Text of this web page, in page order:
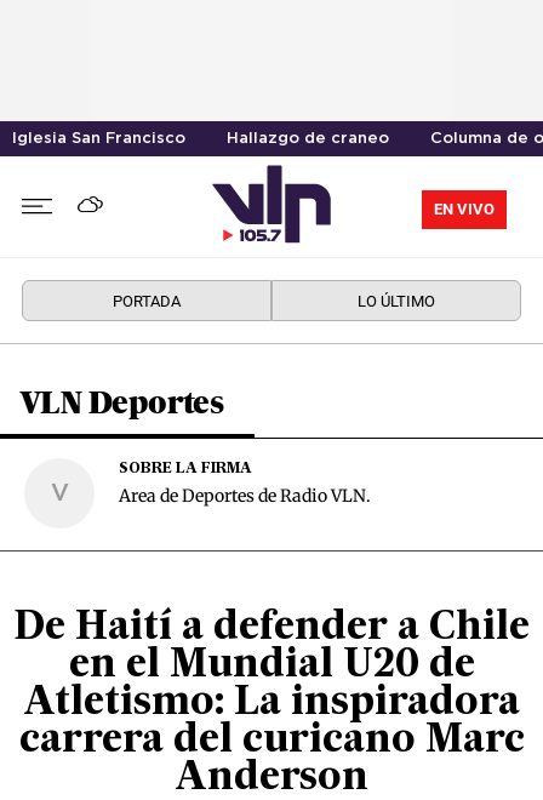
Iglesia San Francisco Hallazgo de craneo Columna de
EN VIVO
PORTADA LO ÚLTIMO
VLN Deportes
V
SOBRE LA FIRMA
Area de Deportes de Radio VLN.
De Haití a defender a Chile
en el Mundial U20 de
Atletismo: La inspiradora
carrera del curicano Marc
Anderson